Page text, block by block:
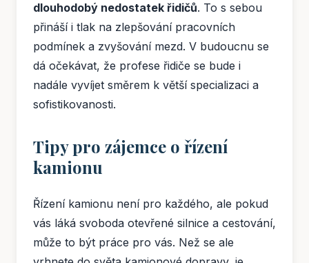
dlouhodobý nedostatek řidičů. To s sebou
přináší i tlak na zlepšování pracovních
podmínek a zvyšování mezd. V budoucnu se
dá očekávat, že profese řidiče se bude i
nadále vyvíjet směrem k větší specializaci a
sofistikovanosti.
Tipy pro zájemce o řízení
kamionu
Řízení kamionu není pro každého, ale pokud
vás láká svoboda otevřené silnice a cestování,
může to být práce pro vás. Než se ale